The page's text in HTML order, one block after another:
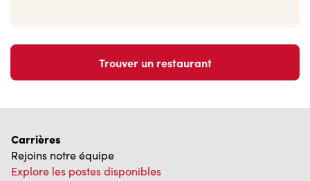
Trouver un restaurant
Carrières
Rejoins notre équipe
Explore les postes disponibles